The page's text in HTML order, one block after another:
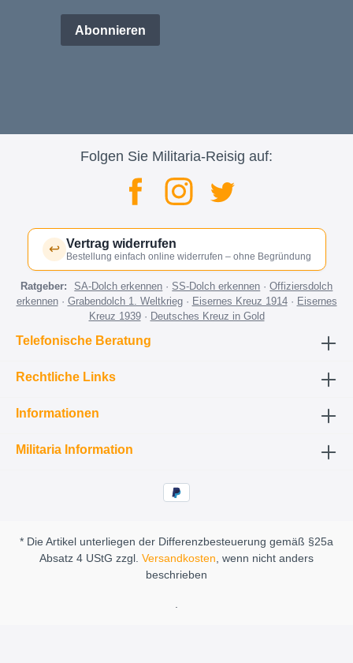
Abonnieren
Folgen Sie Militaria-Reisig auf:
↩ Vertrag widerrufen
Bestellung einfach online widerrufen – ohne Begründung
Ratgeber: SA-Dolch erkennen ·SS-Dolch erkennen ·Offiziersdolch
erkennen· Grabendolch 1. Weltkrieg· Eisernes Kreuz 1914· Eisernes
Kreuz 1939· Deutsches Kreuz in Gold
Telefonische Beratung
Rechtliche Links
Informationen
Militaria Information
* Die Artikel unterliegen der Differenzbesteuerung gemäß §25a
Absatz 4 UStG zzgl. Versandkosten, wenn nicht anders
beschrieben
.